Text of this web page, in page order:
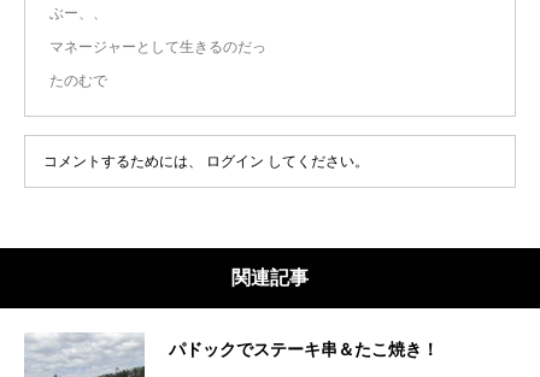
ぶー、、
マネージャーとして生きるのだっ
たのむで
コメントするためには、 ログイン してください。
関連記事
パドックでステーキ串＆たこ焼き！